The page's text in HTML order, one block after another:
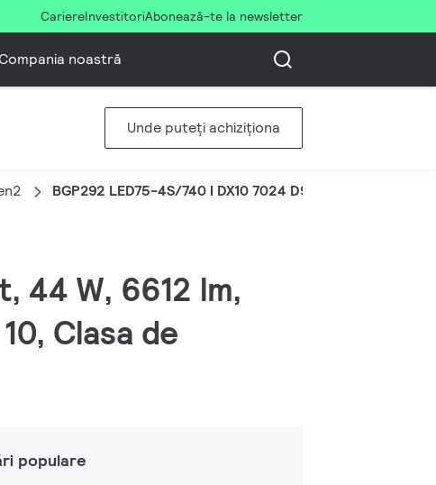
CariereInvestitoriAbonează-te la newsletter
noastră
Unde puteți achiziționa
BGP292 LED75-4S/740 I DX10 7024 D9 48/60
44 W, 6612 lm,
Clasa de
populare